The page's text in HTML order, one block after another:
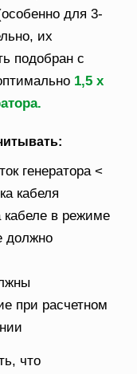
для 3-
их
подобран с
1,5 х
генератора <
кабеля
в режиме
должно
при расчетном
что